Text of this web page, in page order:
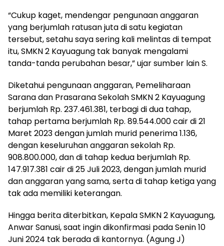
“Cukup kaget, mendengar pengunaan anggaran
yang berjumlah ratusan juta di satu kegiatan
tersebut, setahu saya sering kali melintas di tempat
itu, SMKN 2 Kayuagung tak banyak mengalami
tanda-tanda perubahan besar,” ujar sumber lain S.
Diketahui pengunaan anggaran, Pemeliharaan
Sarana dan Prasarana Sekolah SMKN 2 Kayuagung
berjumlah Rp. 237.461.381, terbagi di dua tahap,
tahap pertama berjumlah Rp. 89.544.000 cair di 21
Maret 2023 dengan jumlah murid penerima 1.136,
dengan keseluruhan anggaran sekolah Rp.
908.800.000, dan di tahap kedua berjumlah Rp.
147.917.381 cair di 25 Juli 2023, dengan jumlah murid
dan anggaran yang sama, serta di tahap ketiga yang
tak ada memiliki keterangan.
Hingga berita diterbitkan, Kepala SMKN 2 Kayuagung,
Anwar Sanusi, saat ingin dikonfirmasi pada Senin 10
Juni 2024 tak berada di kantornya. (Agung J)